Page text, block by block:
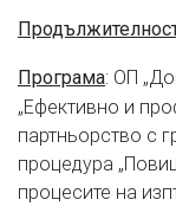
Програма: ОП
„Ефективно и
партньорство с
процедура
процесите на